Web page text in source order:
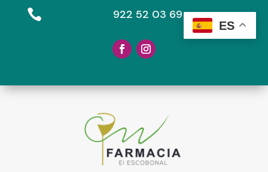
 922 52 03 69
ES